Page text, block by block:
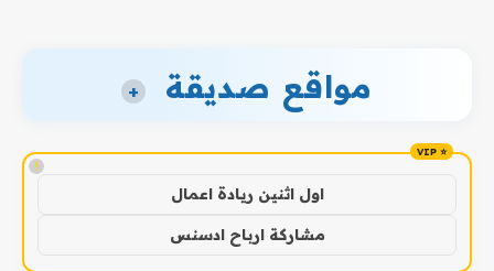
مواقع صديقة +
!
اول اثنين ريادة اعمال
مشاركة ارباح ادسنس